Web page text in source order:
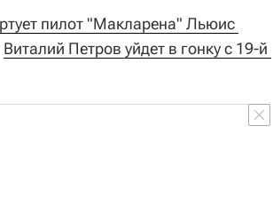
пилот "Макларена" Льюис
Виталий Петров уйдет в гонку с 19-й